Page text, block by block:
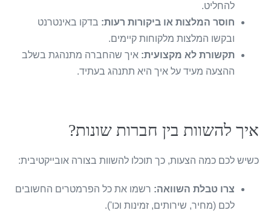
להחליט.
חוסר המלצות או ביקורות רעות:בדקו באינטרנט
ובקשו המלצות מלקוחות קיימים.
תקשורת לא מקצועית:איך שהחברה מתנהגת בשלב
ההצעה מעיד על איך היא תתנהג בעתיד.
איך להשוות בין חברות שונות?
כשיש לכם כמה הצעות, כך תוכלו להשוות בצורה אובייקטיבית:
צרו טבלת השוואה:רשמו את כל הפרמטרים החשובים
לכם (מחיר, שירותים, זמינות וכו').